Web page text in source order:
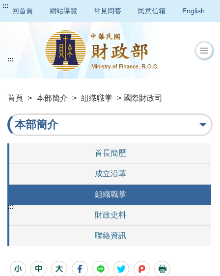
:::
回首頁 網站導覽 常見問答 民意信箱 English
首頁 > 本部簡介 > 組織職掌 > 國際財政司
:::
本部簡介
首長簡歷
成立沿革
組織職掌
財政史料
聯絡資訊
:::